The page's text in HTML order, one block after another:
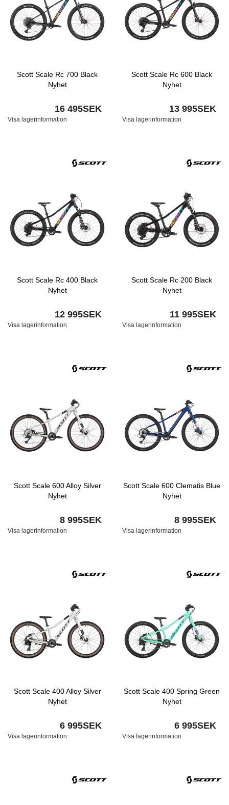
Scott Scale Rc 700 Black
Nyhet
16 495SEK
Visa lagerinformation
Scott Scale Rc 600 Black
Nyhet
13 995SEK
Visa lagerinformation
Scott Scale Rc 400 Black
Nyhet
12 995SEK
Visa lagerinformation
Scott Scale Rc 200 Black
Nyhet
11 995SEK
Visa lagerinformation
Scott Scale 600 Alloy Silver
Nyhet
8 995SEK
Visa lagerinformation
Scott Scale 600 Clematis Blue
Nyhet
8 995SEK
Visa lagerinformation
Scott Scale 400 Alloy Silver
Nyhet
6 995SEK
Visa lagerinformation
Scott Scale 400 Spring Green
Nyhet
6 995SEK
Visa lagerinformation